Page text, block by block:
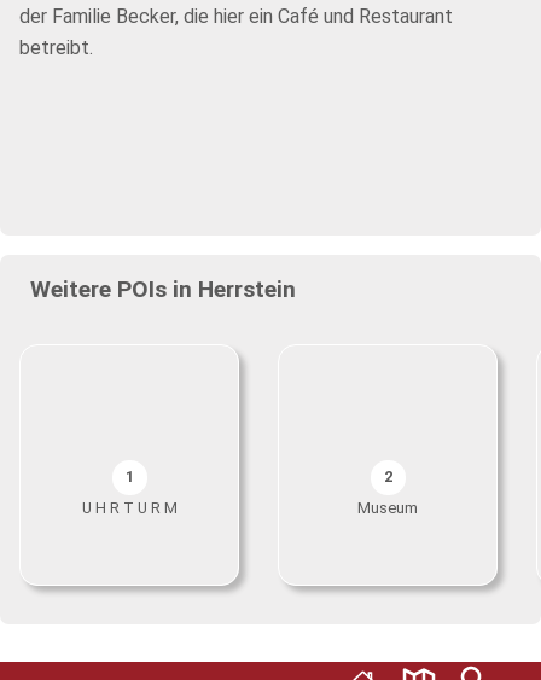
der Familie Becker, die hier ein Café und Restaurant
betreibt.
Weitere POIs in Herrstein
1
U H R T U R M
2
Museum